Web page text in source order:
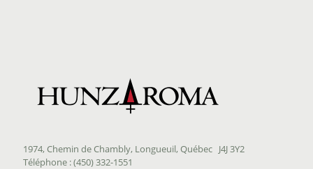
1974, Chemin de Chambly, Longueuil, Québec J4J 3Y2
Téléphone : (450) 332-1551